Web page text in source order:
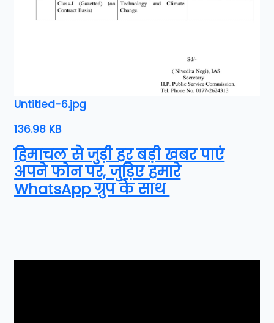
Untitled-6.jpg
136.98 KB
हिमाचल से जुड़ी हर बड़ी खबर पाएं
अपने फोन पर, जुड़िए हमारे
WhatsApp ग्रुप के साथ